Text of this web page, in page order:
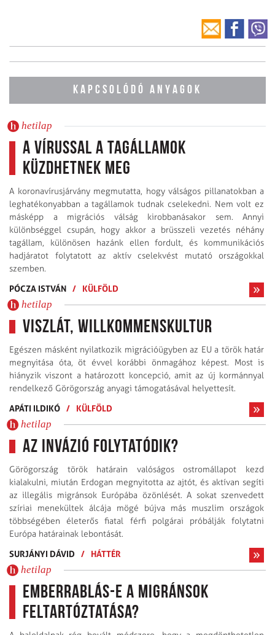
KAPCSOLÓDÓ ANYAGOK
hetilap
A vírussal a tagállamok
küzdhetnek meg
A koronavírusjárvány megmutatta, hogy válságos pillanatokban a
leghatékonyabban a tagállamok tudnak cselekedni. Nem volt ez
másképp a migrációs válság kirobbanásakor sem. Annyi
különbséggel csupán, hogy akkor a brüsszeli vezetés néhány
tagállam, különösen hazánk ellen fordult, és kommunikációs
hadjáratot folytatott az aktív cselekvést mutató országokkal
szemben.
PÓCZA ISTVÁN / KÜLFÖLD
hetilap
Viszlát, Willkommenskultur
Egészen másként nyilatkozik migrációügyben az EU a török határ
megnyitása óta, öt évvel korábbi önmagához képest. Most is
hiányzik viszont a határozott koncepció, amit az új kormánnyal
rendelkező Görögország anyagi támogatásával helyettesít.
APÁTI ILDIKÓ / KÜLFÖLD
hetilap
Az invázió folytatódik?
Görögország török határain valóságos ostromállapot kezd
kialakulni, miután Erdogan megnyitotta az ajtót, és aktívan segíti
az illegális migránsok Európába özönlését. A sokat szenvedett
szíriai menekültek álcája mögé bújva más muszlim országok
többségében életerős fiatal férfi polgárai próbálják folytatni
Európa határainak lebontását.
SURJÁNYI DÁVID
/ HÁTTÉR
hetilap
Emberrablás-e a migránsok
feltartóztatása?